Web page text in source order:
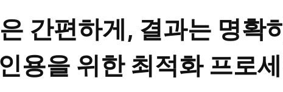
간편하게, 결과는 명확
용을 위한 최적화 프로